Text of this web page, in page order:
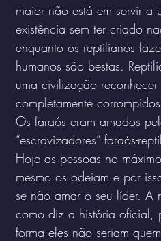
maior não está em servir
existência sem ter criado
enquanto os reptilianos
humanos são bestas.
uma civilização
completamente
Os faraós eram amados
“escravizadores” faraós-
Hoje as pessoas no
mesmo os odeiam e por
se não amar o seu líder. A
como diz a história oficial,
forma eles não seriam